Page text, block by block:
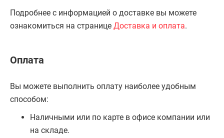
Подробнее с информацией о доставке вы можете
ознакомиться на странице Доставка и оплата.
Оплата
Вы можете выполнить оплату наиболее удобным
способом:
Наличными или по карте в офисе компании или
на складе.